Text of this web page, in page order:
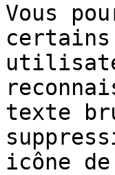
Vous
texte
icône